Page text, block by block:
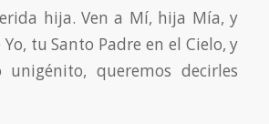
hija. Ven a Mí, hija Mía, y
tu Santo Padre en el Cielo, y
unigénito, queremos decirles